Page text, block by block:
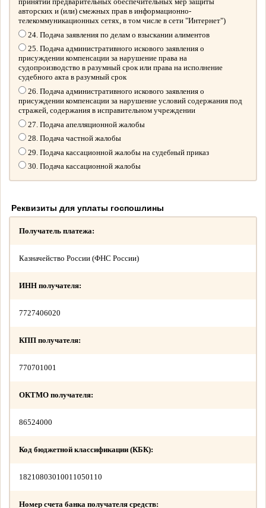
авторских и (или) смежных прав в информационно-
телекоммуникационных сетях, в том числе в сети "Интернет")
24. Подача заявления по делам о взыскании алиментов
25. Подача административного искового заявления о
присуждении компенсации за нарушение права на
судопроизводство в разумный срок или права на исполнение
судебного акта в разумный срок
26. Подача административного искового заявления о
присуждении компенсации за нарушение условий содержания под
стражей, содержания в исправительном учреждении
27. Подача апелляционной жалобы
28. Подача частной жалобы
29. Подача кассационной жалобы на судебный приказ
30. Подача кассационной жалобы
Реквизиты для уплаты госпошлины
Получатель платежа:
Казначейство России (ФНС России)
ИНН получателя:
7727406020
КПП получателя:
770701001
ОКТМО получателя:
86524000
Код бюджетной классификации (КБК):
18210803010011050110
Номер счета банка получателя средств: